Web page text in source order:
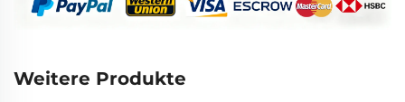
Weitere Produkte